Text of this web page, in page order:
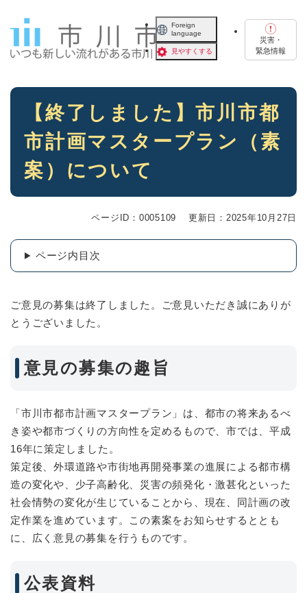
Foreign
language
見やすくする
災害・
緊急情報
本
【終了しました】市川市都
市計画マスタープラン（素
案）について
ページID：0005109 更新日：2025年10月27日
ページ内目次
ご意見の募集は終了しました。ご意見いただき誠にありが
とうございました。
意見の募集の趣旨
「市川市都市計画マスタープラン」は、都市の将来あるべ
き姿や都市づくりの方向性を定めるもので、市では、平成
16年に策定しました。
策定後、外環道路や市街地再開発事業の進展による都市構
造の変化や、少子高齢化、災害の頻発化・激甚化といった
社会情勢の変化が生じていることから、現在、同計画の改
定作業を進めています。この素案をお知らせするととも
に、広く意見の募集を行うものです。
公表資料